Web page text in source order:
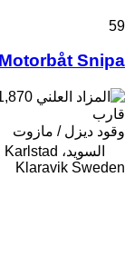
59
Motorbåt Snipa
قارب
وقود ديزل / مازوت
السويد، Karlstad
Klaravik Sweden